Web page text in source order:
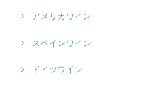
アメリカワイン
スペインワイン
ドイツワイン